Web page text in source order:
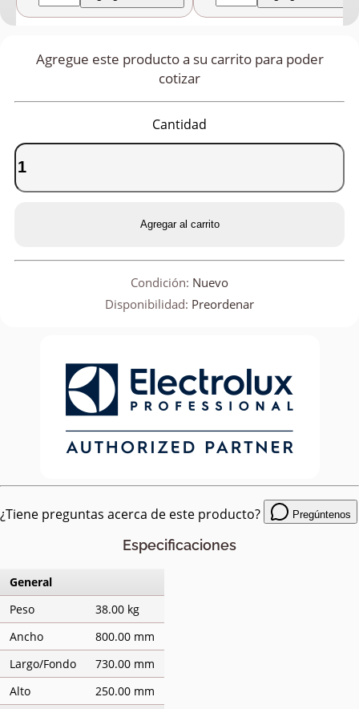
Agregue este producto a su carrito para poder
cotizar
Cantidad
Agregar al carrito
Condición: Nuevo
Disponibilidad: Preordenar
¿Tiene preguntas acerca de este producto? Pregúntenos
Especificaciones
General
Peso
38.00 kg
Ancho
800.00 mm
Largo/Fondo
730.00 mm
Alto
250.00 mm